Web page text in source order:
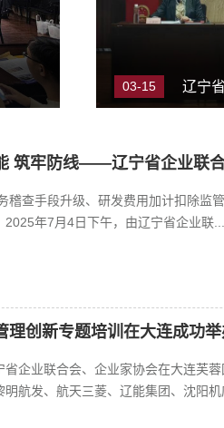
03-15
稽查手段升级、研发费用加计扣除监
年7月4日下午，由辽宁省企业联...
理创新专题培训在大连成功
企业联合会、企业家协会在大连芙
航发、航天三菱、辽能集团、沈阳机